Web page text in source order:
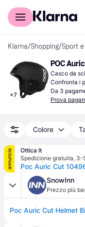
Per il tuo shopping
Klarna/Shopping/Sport
+7
POC
Casco da sci
Confronta i
Da 3
Prova
Colore
annuncio
Ottica It
Spedizione gratuita, 3-
Poc Auric Cut
SnowInn
Prezzo più
Poc Auric Cut Helmet